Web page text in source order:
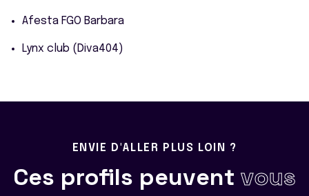
Afesta FGO Barbara
Lynx club (Diva404)
ENVIE D'ALLER PLUS LOIN ?
Ces profils peuvent vous